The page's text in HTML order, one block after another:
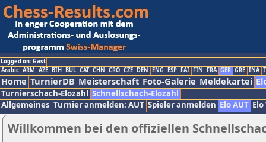
Logged on: Gast
Arabic ARM AZE BIH BUL CAT CHN CRO CZE DEN ENG ESP FAI FIN FRA GER GRE INA
Home TurnierDB Meisterschaft Foto-Galerie Meldekartei
Turnierschach-Elozahl Schnellschach-Elozahl
Allgemeines Turnier anmelden: AUT Spieler anmelden Elo AUT
Willkommen bei den offiziellen